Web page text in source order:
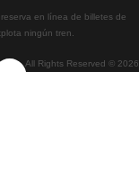
All Rights Reserved © 2026
en línea de billetes de
ningún tren.